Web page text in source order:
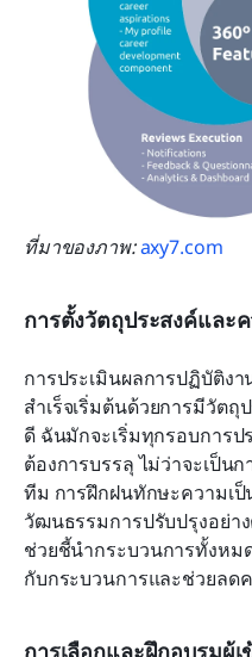
ที่มาของภาพ: axy7.com
การตั้งวัตถุประสงค์และ
การประเมินผลการปฏิบัติง
สำเร็จเริ่มต้นด้วยการมีวัต
ดี ฉันมักจะเริ่มทุกรอบการป
ต้องการบรรลุ ไม่ว่าจะเป็
ทีม การฝึกฝนทักษะความเ
วัฒนธรรมการปรับปรุงอย่า
ช่วยชี้นำกระบวนการทั้งหม
กับกระบวนการและช่วยลด
การเลือกและฝึกอบรมผู้